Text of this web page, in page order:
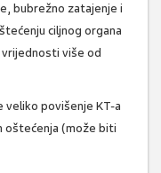
bubrežno zatajenje i
ciljnog organa
više od
veliko povišenje KT-a
oštećenja (može biti